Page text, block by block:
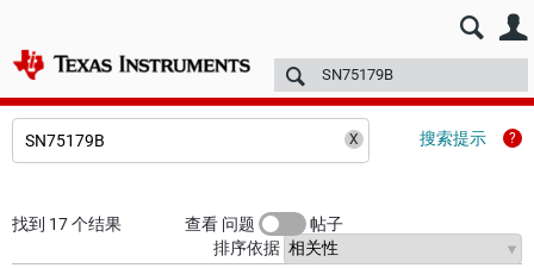
E2E™ 中文设计支持 > 技术文章 TI 培训
搜索提示
找到 17 个结果 查看 问题
帖子
排序依据